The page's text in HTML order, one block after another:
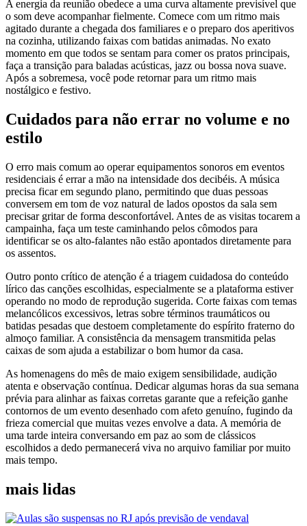
A energia da reunião obedece a uma curva altamente previsível que
o som deve acompanhar fielmente. Comece com um ritmo mais
agitado durante a chegada dos familiares e o preparo dos aperitivos
na cozinha, utilizando faixas com batidas animadas. No exato
momento em que todos se sentam para comer os pratos principais,
faça a transição para baladas acústicas, jazz ou bossa nova suave.
Após a sobremesa, você pode retornar para um ritmo mais
nostálgico e festivo.
Cuidados para não errar no volume e no
estilo
O erro mais comum ao operar equipamentos sonoros em eventos
residenciais é errar a mão na intensidade dos decibéis. A música
precisa ficar em segundo plano, permitindo que duas pessoas
conversem em tom de voz natural de lados opostos da sala sem
precisar gritar de forma desconfortável. Antes de as visitas tocarem a
campainha, faça um teste caminhando pelos cômodos para
identificar se os alto-falantes não estão apontados diretamente para
os assentos.
Outro ponto crítico de atenção é a triagem cuidadosa do conteúdo
lírico das canções escolhidas, especialmente se a plataforma estiver
operando no modo de reprodução sugerida. Corte faixas com temas
melancólicos excessivos, letras sobre términos traumáticos ou
batidas pesadas que destoem completamente do espírito fraterno do
almoço familiar. A consistência da mensagem transmitida pelas
caixas de som ajuda a estabilizar o bom humor da casa.
As homenagens do mês de maio exigem sensibilidade, audição
atenta e observação contínua. Dedicar algumas horas da sua semana
prévia para alinhar as faixas corretas garante que a refeição ganhe
contornos de um evento desenhado com afeto genuíno, fugindo da
frieza comercial que muitas vezes envolve a data. A memória de
uma tarde inteira conversando em paz ao som de clássicos
escolhidos a dedo permanecerá viva no arquivo familiar por muito
mais tempo.
mais lidas